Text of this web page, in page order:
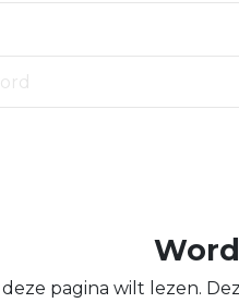
pagina wilt lezen.